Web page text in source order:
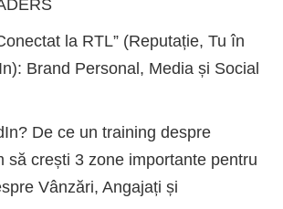
la RTL” (Reputație, Tu în
Brand Personal, Media și Social
De ce un training despre
să crești 3 zone importante pentru
Vânzări, Angajați și